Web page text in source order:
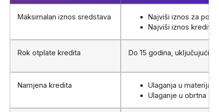
Maksimalan iznos sredstava
Najviši iznos za
Najviši iznos kredit
Rok otplate kredita Do 15 godina, uključujući
Namjena kredita
Ulaganja u
Ulaganje u obrtna